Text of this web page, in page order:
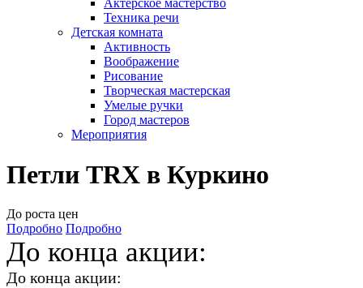
Актерское мастерство
Техника речи
Детская комната
Активность
Воображение
Рисование
Творческая мастерская
Умелые ручки
Город мастеров
Мероприятия
Петли TRX в Куркино
До роста цен
Подробно Подробно
До конца акции:
До конца акции: